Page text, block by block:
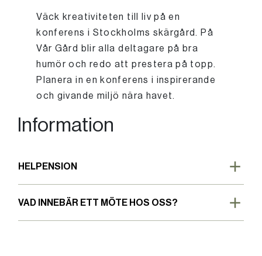
Väck kreativiteten till liv på en
konferens i Stockholms skärgård. På
Vår Gård blir alla deltagare på bra
humör och redo att prestera på topp.
Planera in en konferens i inspirerande
och givande miljö nära havet.
Information
HELPENSION
VAD INNEBÄR ETT MÖTE HOS OSS?